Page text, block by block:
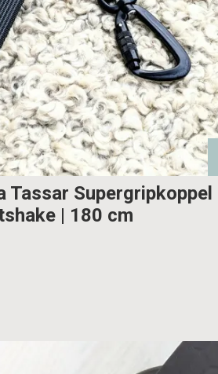
Tassar Supergripkoppel
| 180 cm